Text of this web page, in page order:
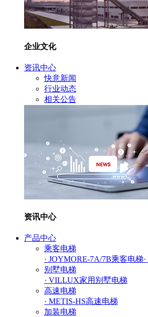
企业文化
资讯中心
快意新闻
行业动态
相关公告
资讯中心
产品中心
乘客电梯
· JOYMORE-7A/7B乘客电梯
别墅电梯
· VILLUX家用别墅电梯
高速电梯
· METIS-HS高速电梯
加装电梯